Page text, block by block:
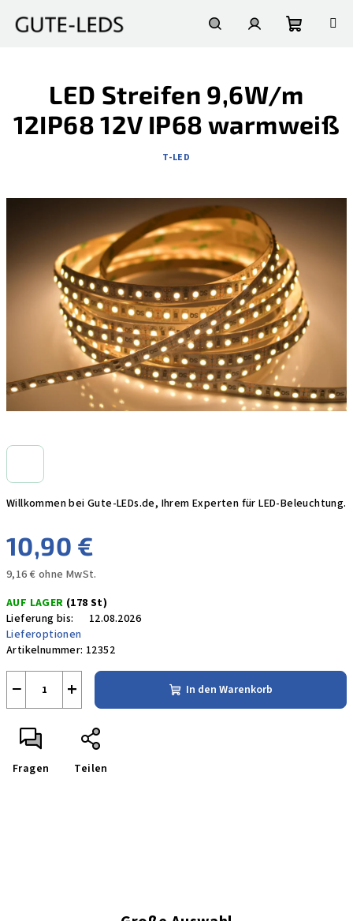
Inhalt
Willkommen bei Gute-LEDs.de, Ihrem Experten für LED-Beleuchtung.
10,90 €
9,16 € ohne MwSt.
AUF LAGER (178 St)
Lieferung bis:
12.08.2026
Lieferoptionen
Artikelnummer: 12352
+
− In den Warenkorb
Fragen Teilen
LED Streifen 9,6W/m
12IP68 12V IP68 warmweiß
T-LED